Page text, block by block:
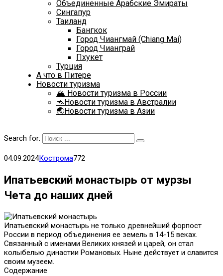
Объединенные Арабские Эмираты
Сингапур
Таиланд
Бангкок
Город Чиангмай (Chiang Mai)
Город Чианграй
Пхукет
Турция
А что в Питере
Новости туризма
🏔️ Новости туризма в России
🦘Новости туризма в Австралии
🌏Новости туризма в Азии
Search for:
04.09.2024Кострома772
Ипатьевский монастырь от мурзы
Чета до наших дней
Ипатьевский монастырь не только древнейший форпост
России в период объединения ее земель в 14-15 веках.
Связанный с именами Великих князей и царей, он стал
колыбелью династии Романовых. Ныне действует и славится
своим музеем.
Содержание